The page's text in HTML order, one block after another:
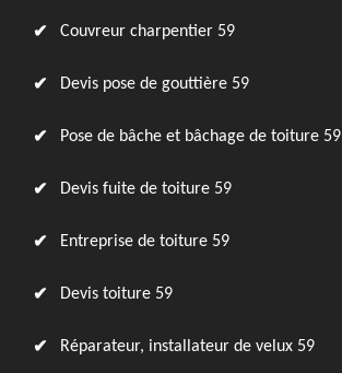
Couvreur charpentier 59
Devis pose de gouttière 59
Pose de bâche et bâchage de toiture 59
Devis fuite de toiture 59
Entreprise de toiture 59
Devis toiture 59
Réparateur, installateur de velux 59